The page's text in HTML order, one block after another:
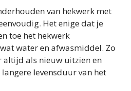
van hekwerk met
Het enige dat je
toe het hekwerk
water en afwasmiddel. Zo
altijd als nieuw uitzien en
levensduur van het